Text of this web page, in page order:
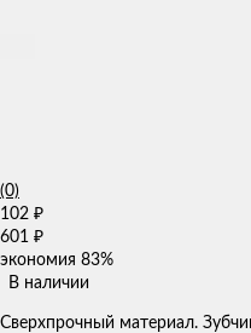
(0)
102 ₽
601 ₽
экономия 83%
В наличии
Сверхпрочный материал.